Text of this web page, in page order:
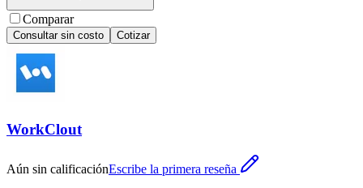
Comparar
Consultar sin costo Cotizar
WorkClout
Aún sin calificaciónEscribe la primera reseña